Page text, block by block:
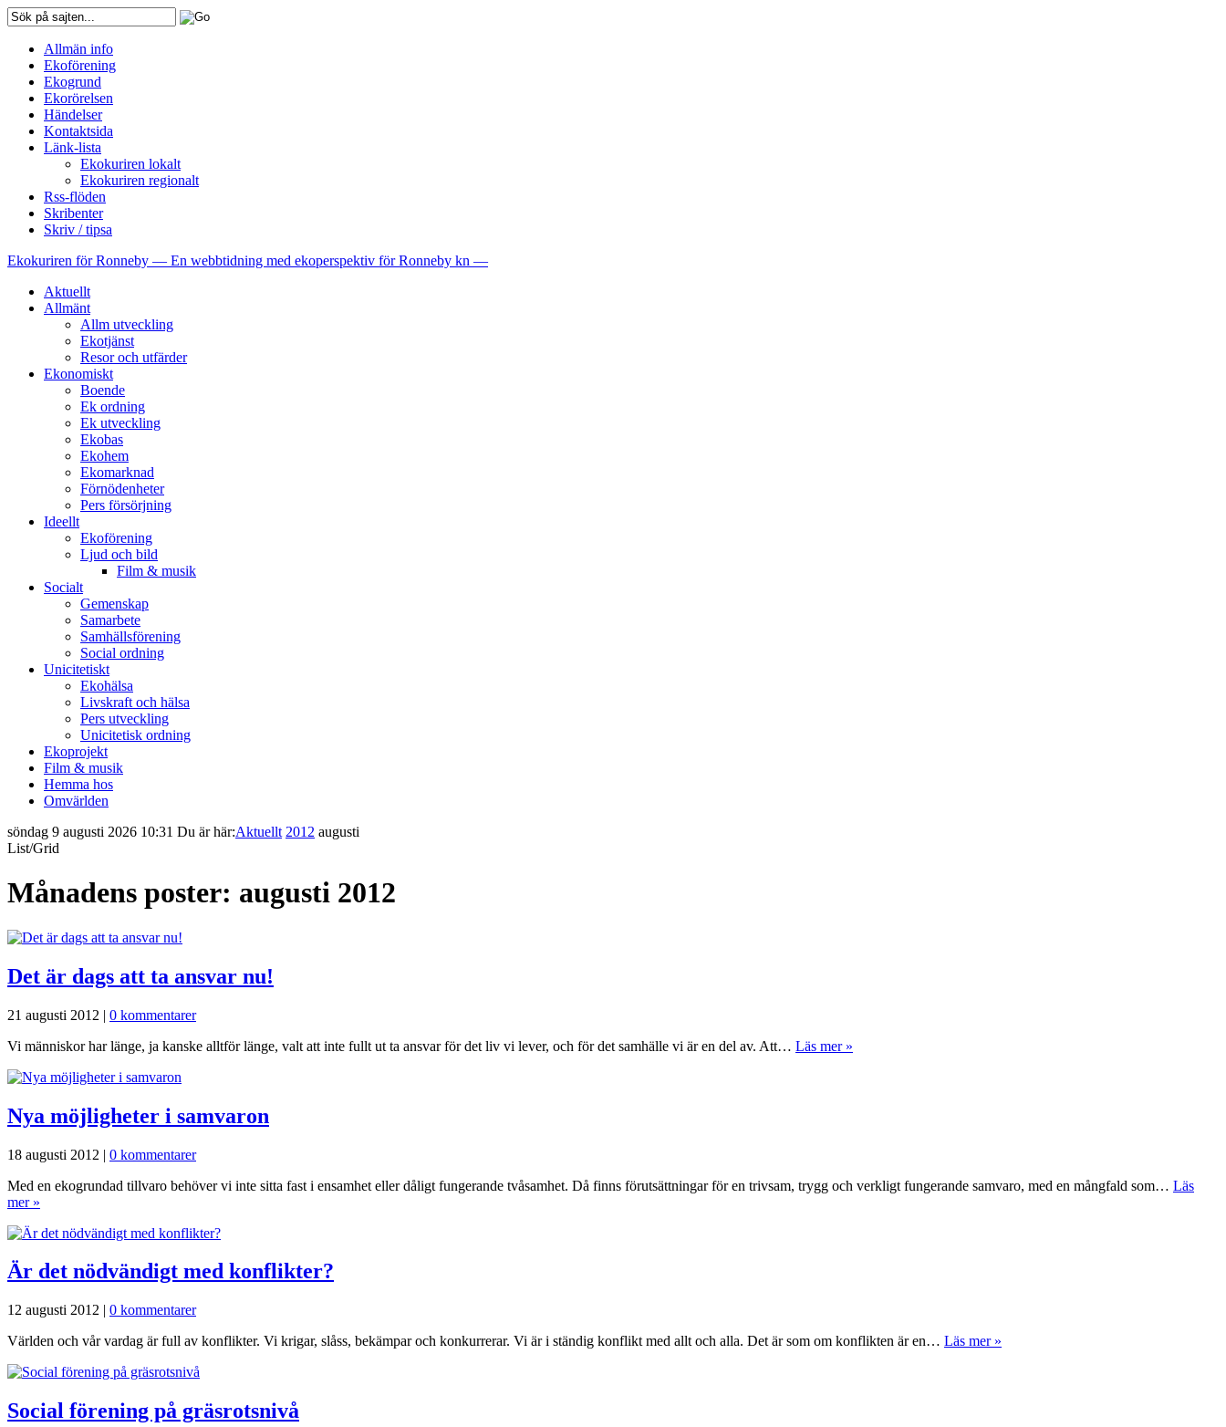
Allmän info
Ekoförening
Ekogrund
Ekorörelsen
Händelser
Kontaktsida
Länk-lista
Ekokuriren lokalt
Ekokuriren regionalt
Rss-flöden
Skribenter
Skriv / tipsa
Ekokuriren för Ronneby — En webbtidning med ekoperspektiv för Ronneby kn —
Aktuellt
Allmänt
Allm utveckling
Ekotjänst
Resor och utfärder
Ekonomiskt
Boende
Ek ordning
Ek utveckling
Ekobas
Ekohem
Ekomarknad
Förnödenheter
Pers försörjning
Ideellt
Ekoförening
Ljud och bild
Film & musik
Socialt
Gemenskap
Samarbete
Samhällsförening
Social ordning
Unicitetiskt
Ekohälsa
Livskraft och hälsa
Pers utveckling
Unicitetisk ordning
Ekoprojekt
Film & musik
Hemma hos
Omvärlden
söndag 9 augusti 2026 10:31 Du är här:Aktuellt 2012 augusti
List/Grid
Månadens poster: augusti 2012
Det är dags att ta ansvar nu!
21 augusti 2012 | 0 kommentarer
Vi människor har länge, ja kanske alltför länge, valt att inte fullt ut ta ansvar för det liv vi lever, och för det samhälle vi är en del av. Att… Läs mer »
Nya möjligheter i samvaron
18 augusti 2012 | 0 kommentarer
Med en ekogrundad tillvaro behöver vi inte sitta fast i ensamhet eller dåligt fungerande tvåsamhet. Då finns förutsättningar för en trivsam, trygg och verkligt fungerande samvaro, med en mångfald som… Läs
mer »
Är det nödvändigt med konflikter?
12 augusti 2012 | 0 kommentarer
Världen och vår vardag är full av konflikter. Vi krigar, slåss, bekämpar och konkurrerar. Vi är i ständig konflikt med allt och alla. Det är som om konflikten är en… Läs mer »
Social förening på gräsrotsnivå